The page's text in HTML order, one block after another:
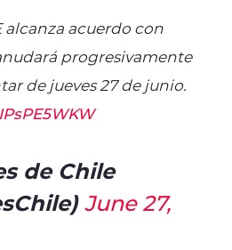
alcanza acuerdo con
progresivamente
de jueves 27 de junio.
de Chile
June 27,